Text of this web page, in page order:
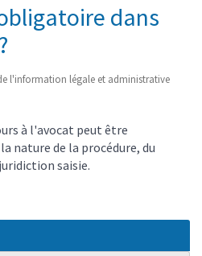
dans
l'information légale et administrative
à l'avocat peut être
nature de la procédure, du
saisie.